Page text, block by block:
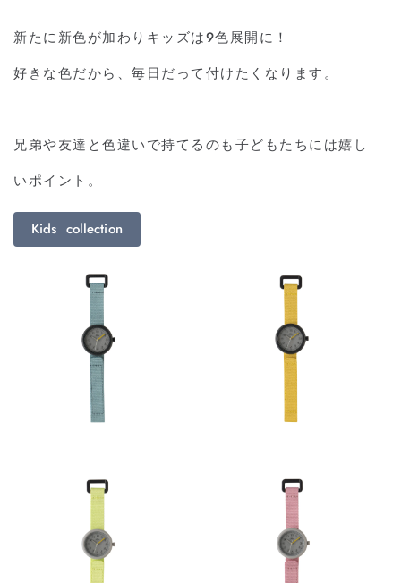
新たに新⾊が加わりキッズは9⾊展開に！
好きな⾊だから、毎⽇だって付けたくなります。
兄弟や友達と⾊違いで持てるのも⼦どもたちには嬉し
いポイント。
Kids collection